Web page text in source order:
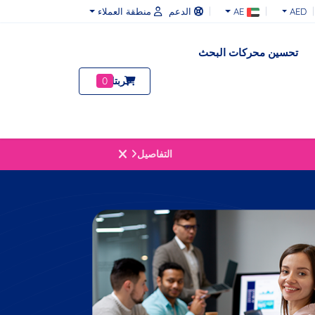
AED
AE الدعم منطقة العملاء
تحسين محركات البحث
عربتك0
التفاصيل